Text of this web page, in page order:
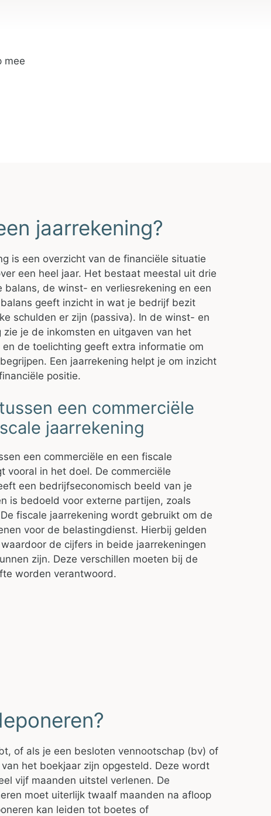
mee
jaarrekening?
is een overzicht van de financiële situatie
een heel jaar. Het bestaat meestal uit drie
balans, de winst- en verliesrekening en een
geeft inzicht in wat je bedrijf bezit
schulden er zijn (passiva). In de winst- en
zie je de inkomsten en uitgaven van het
en de toelichting geeft extra informatie om
Een jaarrekening helpt je om inzicht
positie.
een commerciële
jaarrekening
een commerciële en een fiscale
vooral in het doel. De commerciële
een bedrijfseconomisch beeld van je
is bedoeld voor externe partijen, zoals
fiscale jaarrekening wordt gebruikt om de
voor de belastingdienst. Hierbij gelden
de cijfers in beide jaarrekeningen
zijn. Deze verschillen moeten bij de
worden verantwoord.
of als je een besloten vennootschap (bv) of
het boekjaar zijn opgesteld. Deze wordt
vijf maanden uitstel verlenen. De
moet uiterlijk twaalf maanden na afloop
kan leiden tot boetes of